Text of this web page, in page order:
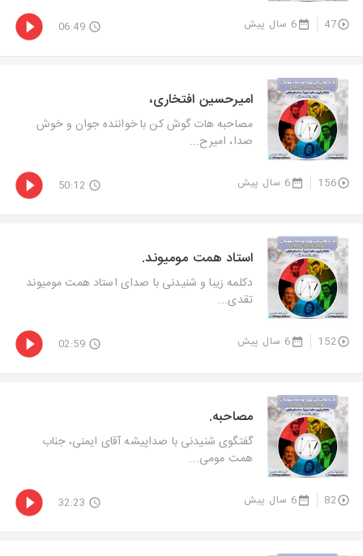
47 6 سال پیش 06:49
امیرحسین افتخاری،
مصاحبه هات گوش كن با خواننده جوان و خوش
صدا، امیرح...
156 6 سال پیش 50:12
استاد همت مومیوند.
دكلمه زیبا و شنیدنی با صدای استاد همت مومیوند
تقدی...
152 6 سال پیش 02:59
مصاحبه.
گفتگوی شنیدنی با صداپیشه آقای ایمنی، جناب
همت مومی...
82 6 سال پیش 32:23